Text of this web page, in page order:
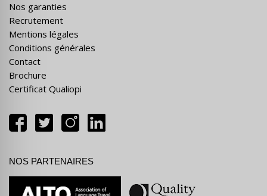
Nos garanties
Recrutement
Mentions légales
Conditions générales
Contact
Brochure
Certificat Qualiopi
NOS PARTENAIRES